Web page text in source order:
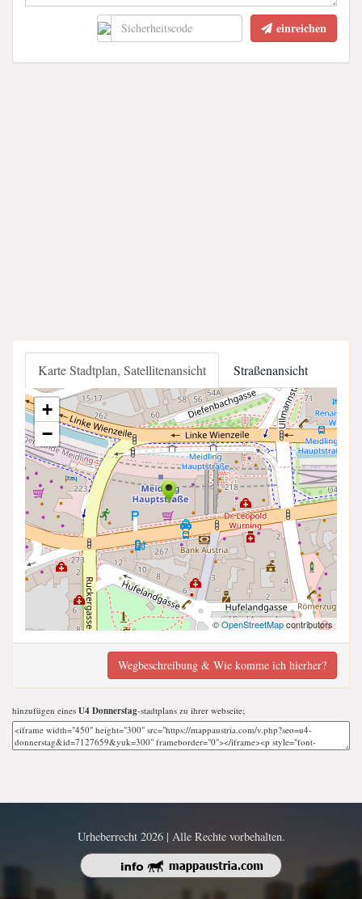
einreichen
Karte Stadtplan, Satellitenansicht Straßenansicht
+
−
©OpenStreetMapcontributors
Wegbeschreibung & Wie komme ich hierher?
hinzufügen eines U4 Donnerstag-stadtplans zu ihrer webseite;
Urheberrecht 2026 | Alle Rechte vorbehalten.